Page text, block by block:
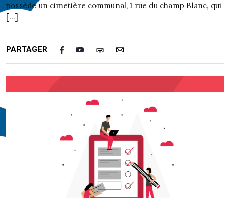
possède un cimetière communal, 1 rue du champ Blanc, qui
[…]
PARTAGER